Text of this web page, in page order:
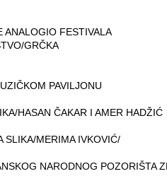
ANALOGIO FESTIVALA
GRČKA
PAVILJONU
HASAN ČAKAR I AMER HADŽIĆ
SLIKA/MERIMA IVKOVIĆ/
NARODNOG POZORIŠTA